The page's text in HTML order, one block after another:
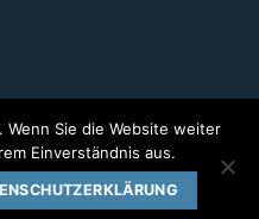
IMPRESSUM KONTAKT
Deilinghofen- Design
Sie die Website weiter
Einverständnis aus.